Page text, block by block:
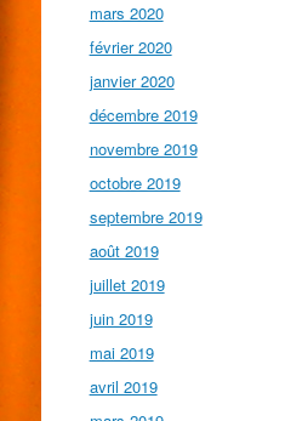
mars 2020
février 2020
janvier 2020
décembre 2019
novembre 2019
octobre 2019
septembre 2019
août 2019
juillet 2019
juin 2019
mai 2019
avril 2019